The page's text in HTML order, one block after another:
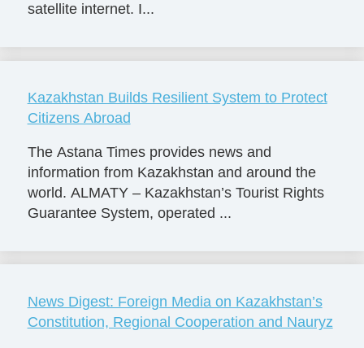
satellite internet. I...
Kazakhstan Builds Resilient System to Protect
Citizens Abroad
The Astana Times provides news and
information from Kazakhstan and around the
world. ALMATY – Kazakhstan’s Tourist Rights
Guarantee System, operated ...
News Digest: Foreign Media on Kazakhstan’s
Constitution, Regional Cooperation and Nauryz